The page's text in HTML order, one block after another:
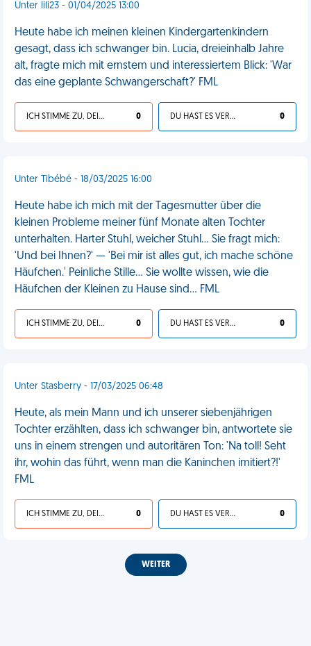
Unter lili23 - 01/04/2025 13:00
Heute habe ich meinen kleinen Kindergartenkindern
gesagt, dass ich schwanger bin. Lucia, dreieinhalb Jahre
alt, fragte mich mit ernstem und interessiertem Blick: 'War
das eine geplante Schwangerschaft?' FML
ICH STIMME ZU, DEIN LEBEN IST SCHEISSE 0 DU HAST ES VERDIENT 0
Unter Tibébé - 18/03/2025 16:00
Heute habe ich mich mit der Tagesmutter über die
kleinen Probleme meiner fünf Monate alten Tochter
unterhalten. Harter Stuhl, weicher Stuhl... Sie fragt mich:
'Und bei Ihnen?' — 'Bei mir ist alles gut, ich mache schöne
Häufchen.' Peinliche Stille... Sie wollte wissen, wie die
Häufchen der Kleinen zu Hause sind... FML
ICH STIMME ZU, DEIN LEBEN IST SCHEISSE 0 DU HAST ES VERDIENT 0
Unter Stasberry - 17/03/2025 06:48
Heute, als mein Mann und ich unserer siebenjährigen
Tochter erzählten, dass ich schwanger bin, antwortete sie
uns in einem strengen und autoritären Ton: 'Na toll! Seht
ihr, wohin das führt, wenn man die Kaninchen imitiert?!'
FML
ICH STIMME ZU, DEIN LEBEN IST SCHEISSE 0 DU HAST ES VERDIENT 0
WEITER